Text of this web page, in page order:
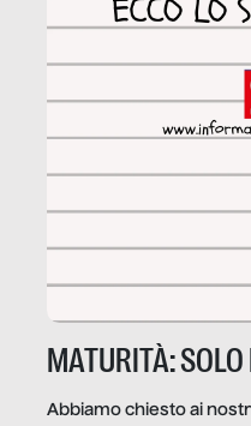
MATURITÀ:
Abbiamo chiesto ai